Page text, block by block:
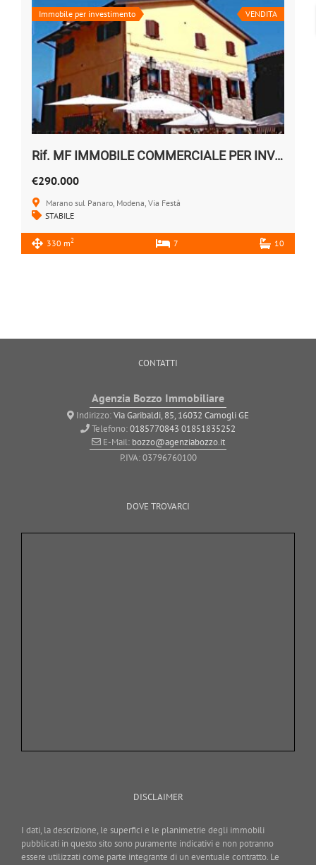
Immobile per investimento VENDITA
Rif. MF IMMOBILE COMMERCIALE PER INVESTIMENTO
€290.000
Marano sul Panaro, Modena, Via Festà
STABILE
330 m2 7 10
CONTATTI
Agenzia Bozzo Immobiliare
Indirizzo:Via Garibaldi, 85, 16032 Camogli GE
Telefono:0185770843 01851835252
E-Mail: bozzo@agenziabozzo.it
P.IVA: 03796760100
DOVE TROVARCI
DISCLAIMER
I dati, la descrizione, le superfici e le planimetrie degli immobili
pubblicati in questo sito sono puramente indicativi e non potranno
essere utilizzati come parte integrante di un eventuale contratto. Le